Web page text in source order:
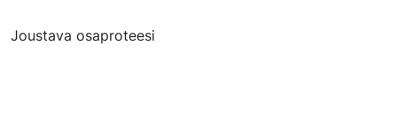
Joustava osaproteesi